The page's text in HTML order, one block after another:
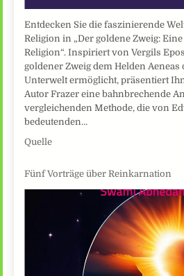
Entdecken Sie die faszinierende
Religion in „Der goldene Zweig:
Religion“. Inspiriert von Vergils
goldener Zweig dem Helden Aeneas
Unterwelt ermöglicht, präsentiert
Autor Frazer eine bahnbrechende
vergleichenden Methode, die von
bedeutenden…
Quelle
Fünf Vorträge über Reinkarnation